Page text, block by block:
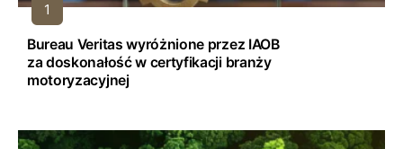
Bureau Veritas wyróżnione przez IAOB
za doskonałość w certyfikacji branży
motoryzacyjnej